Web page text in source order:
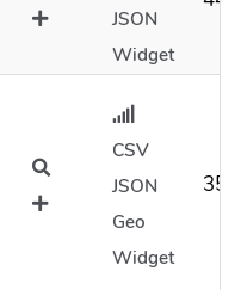
JSON
Widget
CSV
JSON
Geo
Widget
35